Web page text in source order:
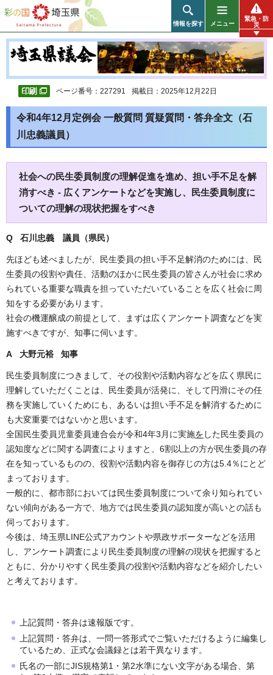
彩の国 埼玉県
情報を探す メニュー
緊急・防
災
ページ番号：227291 掲載日：2025年12月22日
令和4年12月定例会 一般質問 質疑質問・答弁全文（石
川忠義議員）
社会への民生委員制度の理解促進を進め、担い手不足を解
消すべき - 広くアンケートなどを実施し、民生委員制度に
ついての理解の現状把握をすべき
Q 石川忠義 議員（県民）
先ほども述べましたが、民生委員の担い手不足解消のためには、民
生委員の役割や責任、活動のほかに民生委員の皆さんが社会に求め
られている重要な職責を担っていただいていることを広く社会に周
知をする必要があります。
社会の機運醸成の前提として、まずは広くアンケート調査などを実
施すべきですが、知事に伺います。
A 大野元裕 知事
民生委員制度につきまして、その役割や活動内容などを広く県民に
理解していただくことは、民生委員が活発に、そして円滑にその任
務を実施していくためにも、あるいは担い手不足を解消するために
も大変重要ではないかと思います。
全国民生委員児童委員連合会が令和4年3月に実施を した民生委員の
認知度などに関する調査によりますと、6割以上の方が民生委員の存
在を知っているものの、役割や活動内容を御存じの方は5.4％にとど
まっております。
一般的に、都市部においては民生委員制度について余り知られてい
ない傾向がある一方で、地方では民生委員の認知度が高いとの話も
伺っております。
今後は、埼玉県LINE公式アカウントや県政サポーターなどを活用
し、アンケート調査により民生委員制度の理解の現状を把握すると
ともに、分かりやすく民生委員の役割や活動内容などを紹介したい
と考えております。
上記質問・答弁は速報版です。
上記質問・答弁は、一問一答形式でご覧いただけるように編集し
ているため、正式な会議録とは若干異なります。
氏名の一部にJIS規格第1・第2水準にない文字がある場合、第